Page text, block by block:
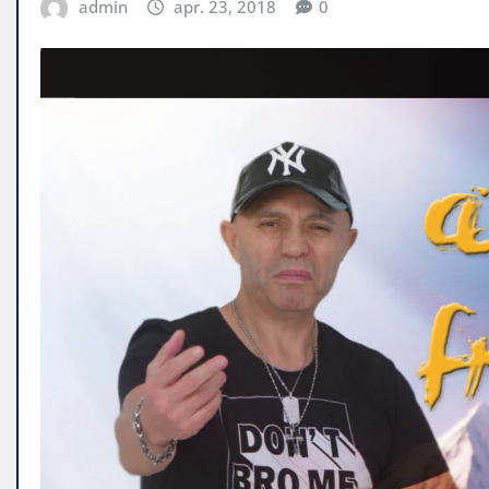
admin apr. 23, 2018 0